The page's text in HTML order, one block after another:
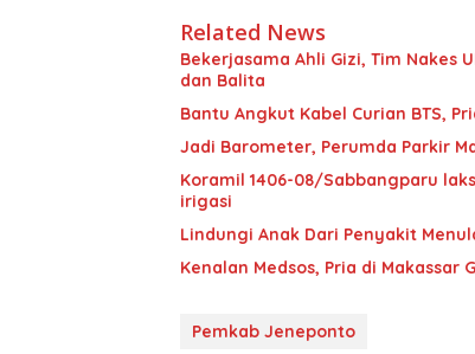
Related News
Bekerjasama Ahli Gizi, Tim Nakes
dan Balita
Bantu Angkut Kabel Curian BTS,
Jadi Barometer, Perumda Parkir
Koramil 1406-08/Sabbangparu
irigasi
Lindungi Anak Dari Penyakit
Kenalan Medsos, Pria di Makassar
Pemkab Jeneponto